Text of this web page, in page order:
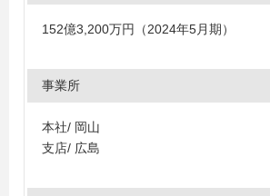
152億3,200万円（2024年5月期）
事業所
本社/ 岡山
支店/ 広島